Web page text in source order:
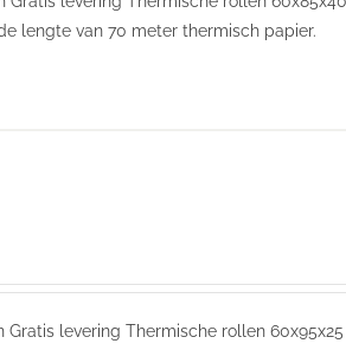
lengte van 70 meter thermisch papier.
Gratis levering Thermische rollen